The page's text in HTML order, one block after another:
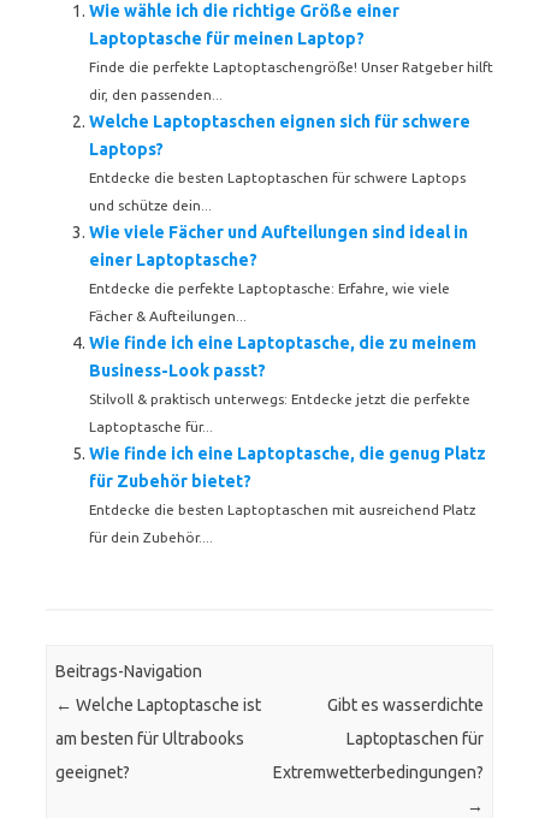
Wie wähle ich die richtige Größe einer
Laptoptasche für meinen Laptop?
Finde die perfekte Laptoptaschengröße! Unser Ratgeber hilft
dir, den passenden...
Welche Laptoptaschen eignen sich für schwere
Laptops?
Entdecke die besten Laptoptaschen für schwere Laptops
und schütze dein...
Wie viele Fächer und Aufteilungen sind ideal in
einer Laptoptasche?
Entdecke die perfekte Laptoptasche: Erfahre, wie viele
Fächer & Aufteilungen...
Wie finde ich eine Laptoptasche, die zu meinem
Business-Look passt?
Stilvoll & praktisch unterwegs: Entdecke jetzt die perfekte
Laptoptasche für...
Wie finde ich eine Laptoptasche, die genug Platz
für Zubehör bietet?
Entdecke die besten Laptoptaschen mit ausreichend Platz
für dein Zubehör....
Beitrags-Navigation
← Welche Laptoptasche ist
am besten für Ultrabooks
geeignet?
Gibt es wasserdichte
Laptoptaschen für
Extremwetterbedingungen?
→